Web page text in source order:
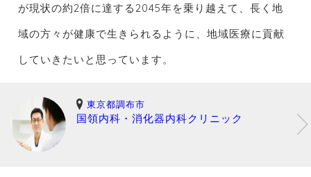
が現状の約2倍に達する2045年を乗り越えて、長く地
域の方々が健康で生きられるように、地域医療に貢献
していきたいと思っています。
東京都調布市
国領内科・消化器内科クリニック